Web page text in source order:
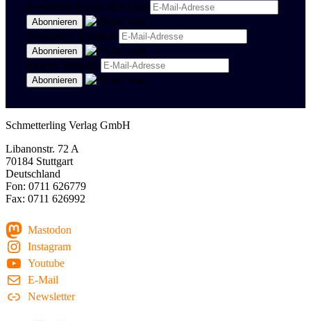
Newsletter Politik & Kultur
Newsletter Spanisch
Region Stuttgart
Schmetterling Verlag GmbH
Libanonstr. 72 A
70184 Stuttgart
Deutschland
Fon: 0711 626779
Fax: 0711 626992
Mastodon
Instagram
Youtube
E-Mail
Newsletter